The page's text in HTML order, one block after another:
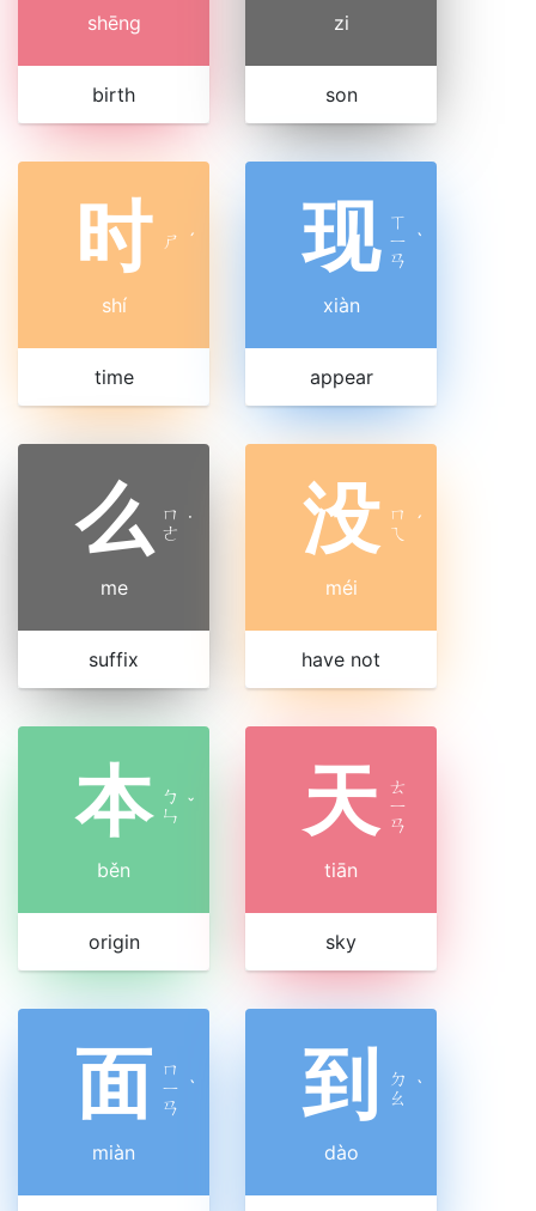
shēng
birth
zi
son
时 ㄕ ˊ
shí
time
现 ㄒ
ㄧ
ㄢ
ˋ
xiàn
appear
么 ㄇ
ㄜ ˙
me
suffix
没 ㄇ
ㄟ
ˊ
méi
have not
本 ㄅ
ㄣ ˇ
běn
origin
天 ㄊ
ㄧ
ㄢ
tiān
sky
面 ㄇ
ㄧ
ㄢ
ˋ
miàn
到
ㄉ
ㄠ ˋ
dào